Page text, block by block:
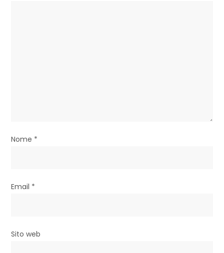
c
l
Nome *
Email *
Sito web